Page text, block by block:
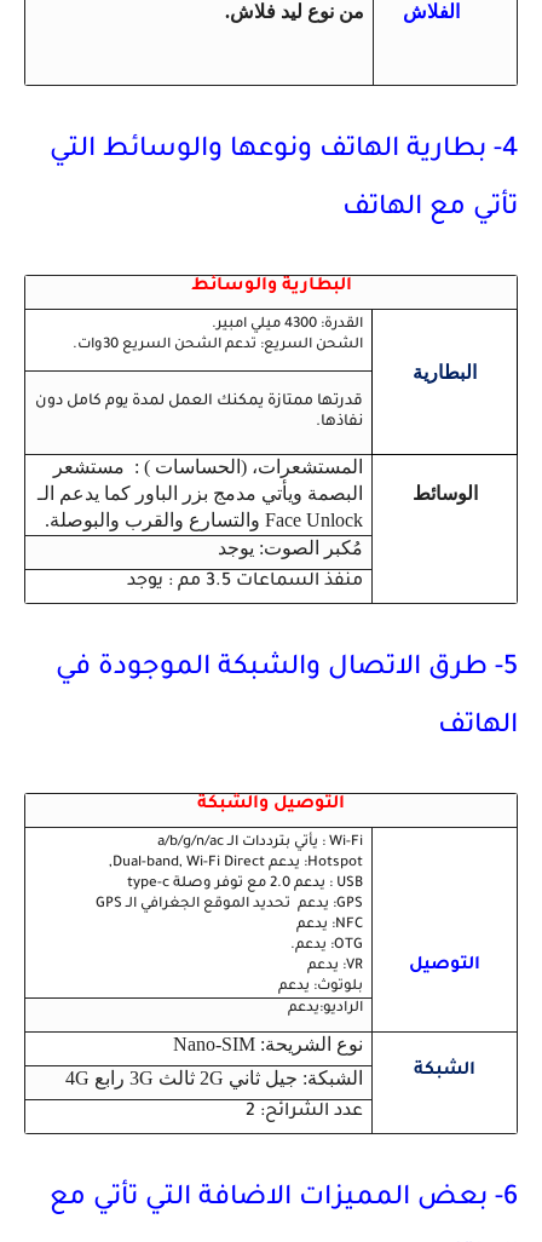
الفلاش من نوع ليد فلاش.
4- بطارية الهاتف ونوعها والوسائط التي
تأتي مع الهاتف
البطارية والوسائط
البطارية
القدرة: 4300 ميلي امبير.
الشحن السريع: تدعم الشحن السريع 30وات.
قدرتها ممتازة يمكنك العمل لمدة يوم كامل دون
نفاذها.
الوسائط
المستشعرات، (الحساسات ) : مستشعر
البصمة ويأتي مدمج بزر الباور كما يدعم الـ
Face Unlock والتسارع والقرب والبوصلة.
مُكبر الصوت: يوجد
منفذ السماعات 3.5 مم : يوجد
5- طرق الاتصال والشبكة الموجودة في
الهاتف
التوصيل والشبكة
التوصيل
Wi-Fi : يأتي بترددات الـ a/b/g/n/ac
Hotspot: يدعم Dual-band, Wi-Fi Direct,
USB : يدعم 2.0 مع توفر وصلة type-c
GPS: يدعم تحديد الموقع الجغرافي الـ GPS
NFC: يدعم
OTG: يدعم.
VR: يدعم
بلوتوث: يدعم
الراديو:يدعم
الشبكة
نوع الشريحة: Nano-SIM
الشبكة: جيل ثاني 2G ثالث 3G رابع 4G
عدد الشرائح: 2
6- بعض المميزات الاضافة التي تأتي مع